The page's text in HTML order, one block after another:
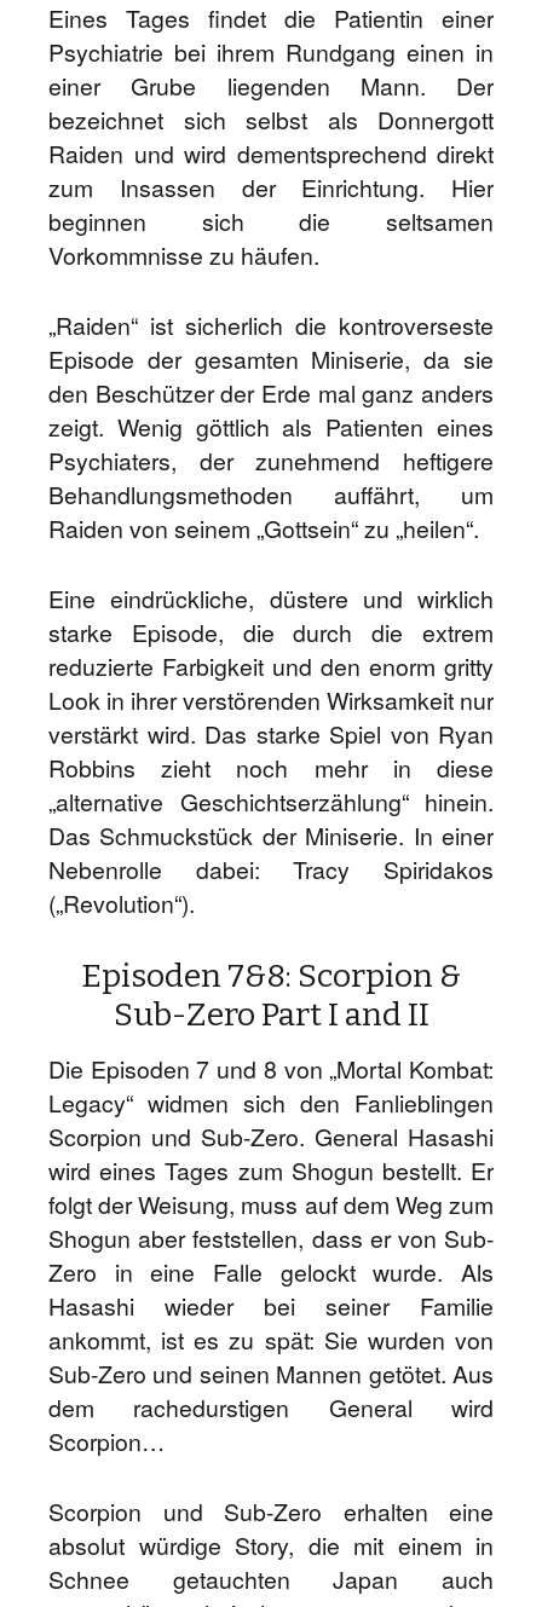
Eines Tages findet die Patientin einer
Psychiatrie bei ihrem Rundgang einen in
einer Grube liegenden Mann. Der
bezeichnet sich selbst als Donnergott
Raiden und wird dementsprechend direkt
zum Insassen der Einrichtung. Hier
beginnen sich die seltsamen
Vorkommnisse zu häufen.
„Raiden“ ist sicherlich die kontroverseste
Episode der gesamten Miniserie, da sie
den Beschützer der Erde mal ganz anders
zeigt. Wenig göttlich als Patienten eines
Psychiaters, der zunehmend heftigere
Behandlungsmethoden auffährt, um
Raiden von seinem „Gottsein“ zu „heilen“.
Eine eindrückliche, düstere und wirklich
starke Episode, die durch die extrem
reduzierte Farbigkeit und den enorm gritty
Look in ihrer verstörenden Wirksamkeit nur
verstärkt wird. Das starke Spiel von Ryan
Robbins zieht noch mehr in diese
„alternative Geschichtserzählung“ hinein.
Das Schmuckstück der Miniserie. In einer
Nebenrolle dabei: Tracy Spiridakos
(„Revolution“).
Episoden 7&8: Scorpion &
Sub-Zero Part I and II
Die Episoden 7 und 8 von „Mortal Kombat:
Legacy“ widmen sich den Fanlieblingen
Scorpion und Sub-Zero. General Hasashi
wird eines Tages zum Shogun bestellt. Er
folgt der Weisung, muss auf dem Weg zum
Shogun aber feststellen, dass er von Sub-
Zero in eine Falle gelockt wurde. Als
Hasashi wieder bei seiner Familie
ankommt, ist es zu spät: Sie wurden von
Sub-Zero und seinen Mannen getötet. Aus
dem rachedurstigen General wird
Scorpion…
Scorpion und Sub-Zero erhalten eine
absolut würdige Story, die mit einem in
Schnee getauchten Japan auch